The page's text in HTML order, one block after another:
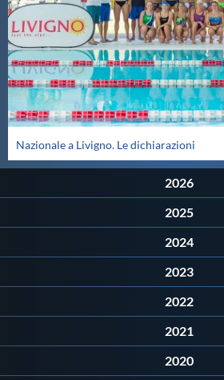
Protezione Civile
Qualità
Sostenibilità
Privacy
Archivio News
Nazionale a Livigno. Le dichiarazioni
2026
2025
2024
2023
2022
2021
2020